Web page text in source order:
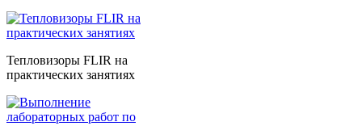
Тепловизоры FLIR на
практических занятиях